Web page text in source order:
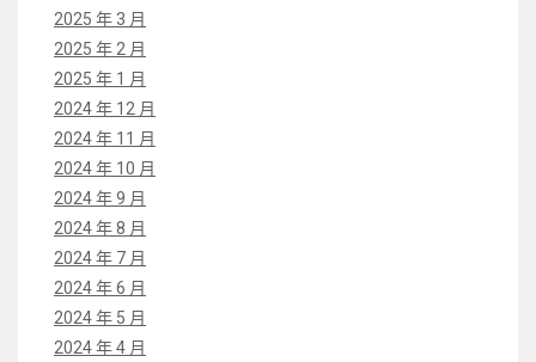
2025 年 3 月
2025 年 2 月
2025 年 1 月
2024 年 12 月
2024 年 11 月
2024 年 10 月
2024 年 9 月
2024 年 8 月
2024 年 7 月
2024 年 6 月
2024 年 5 月
2024 年 4 月